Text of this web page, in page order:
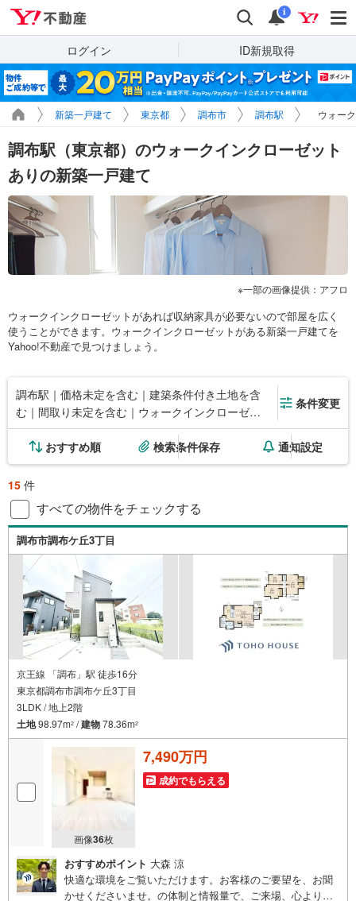
検索 通知
i
ログイン ID新規取得
新築一戸建て 東京都 調布市 調布駅 ウォー
調布駅（東京都）のウォークインクローゼット
ありの新築一戸建て
一部の画像提供：アフロ
ウォークインクローゼットがあれば収納家具が必要ないので部屋を広く
使うことができます。ウォークインクローゼットがある新築一戸建てを
Yahoo!不動産で見つけましょう。
調布駅｜価格未定を含む｜建築条件付き土地を含
む｜間取り未定を含む｜ウォークインクローゼッ
ト
条件変更
おすすめ順 検索条件保存 通知設定
15 件
すべての物件をチェックする
調布市調布ケ丘3丁目
京王線 「調布」駅 徒歩16分
東京都調布市調布ケ丘3丁目
3LDK / 地上2階
土地98.97m2 /建物78.36m2
画像36枚
7,490万円
成約でもらえる
おすすめポイント 大森 涼
快適な環境をご覧いただけます。お客様のご要望を、お聞
かせくださいませ。の体制と情報量で、ご来場、心よりお